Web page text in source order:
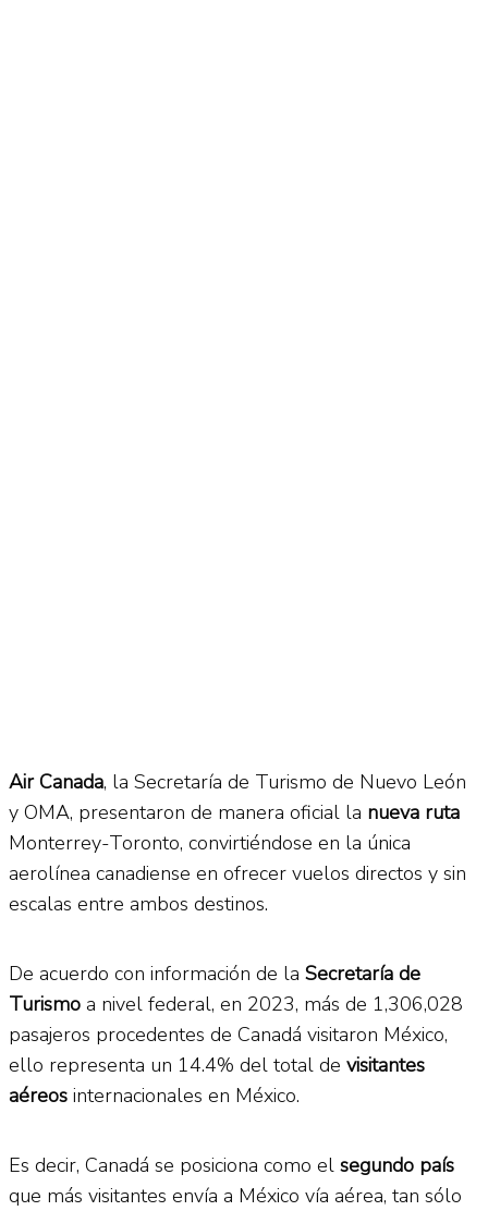
Air Canada, la Secretaría de Turismo de Nuevo León
y OMA, presentaron de manera oficial la nueva ruta
Monterrey-Toronto, convirtiéndose en la única
aerolínea canadiense en ofrecer vuelos directos y sin
escalas entre ambos destinos.
De acuerdo con información de la Secretaría de
Turismo a nivel federal, en 2023, más de 1,306,028
pasajeros procedentes de Canadá visitaron México,
ello representa un 14.4% del total de visitantes
aéreos internacionales en México.
Es decir, Canadá se posiciona como el segundo país
que más visitantes envía a México vía aérea, tan sólo